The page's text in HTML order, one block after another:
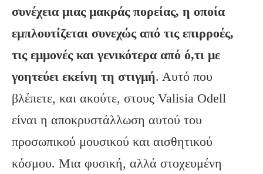
συνέχεια μιας μακράς πορείας, η οποία
εμπλουτίζεται συνεχώς από τις επιρροές,
τις εμμονές και γενικότερα από ό,τι με
γοητεύει εκείνη τη στιγμή. Αυτό που
βλέπετε, και ακούτε, στους Valisia Odell
είναι η αποκρυστάλλωση αυτού του
προσωπικού μουσικού και αισθητικού
κόσμου. Μια φυσική, αλλά στοχευμένη